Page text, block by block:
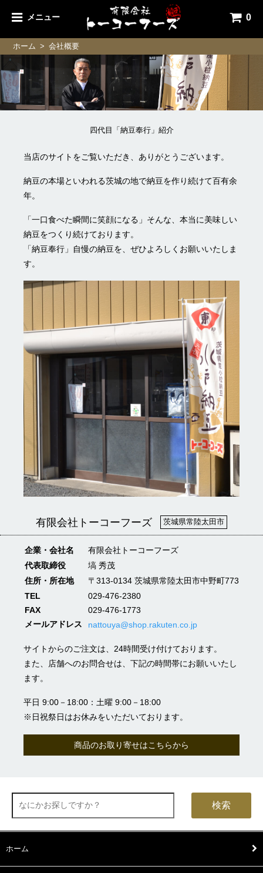
メニュー 0
ホーム > 会社概要
四代目「納豆奉行」紹介
当店のサイトをご覧いただき、ありがとうございます。
納豆の本場といわれる茨城の地で納豆を作り続けて百有余
年。
「一口食べた瞬間に笑顔になる」そんな、本当に美味しい
納豆をつくり続けております。
「納豆奉行」自慢の納豆を、ぜひよろしくお願いいたしま
す。
有限会社トーコーフーズ 茨城県常陸太田市
企業・会社名
有限会社トーコーフーズ
代表取締役
塙 秀茂
住所・所在地
〒313-0134 茨城県常陸太田市中野町773
TEL
029-476-2380
FAX
029-476-1773
メールアドレス
nattouya@shop.rakuten.co.jp
サイトからのご注文は、24時間受け付けております。
また、店舗へのお問合せは、下記の時間帯にお願いいたし
ます。
平日 9:00－18:00：土曜 9:00－18:00
※日祝祭日はお休みをいただいております。
商品のお取り寄せはこちらから
検索
ホーム